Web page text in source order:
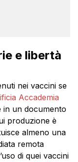
e libertà
nei vaccini se
Accademia
in un documento
produzione è
almeno una
remota
di quei vaccini